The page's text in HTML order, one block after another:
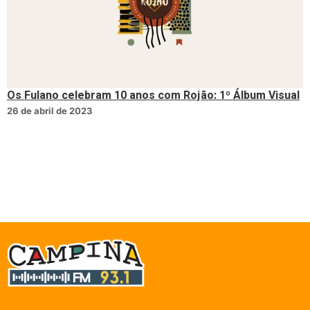
Os Fulano celebram 10 anos com Rojão: 1º Álbum Visual
26 de abril de 2023